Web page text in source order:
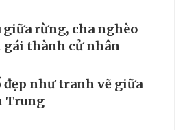
giữa rừng, cha nghèo
gái thành cử nhân
đẹp như tranh vẽ giữa
Trung